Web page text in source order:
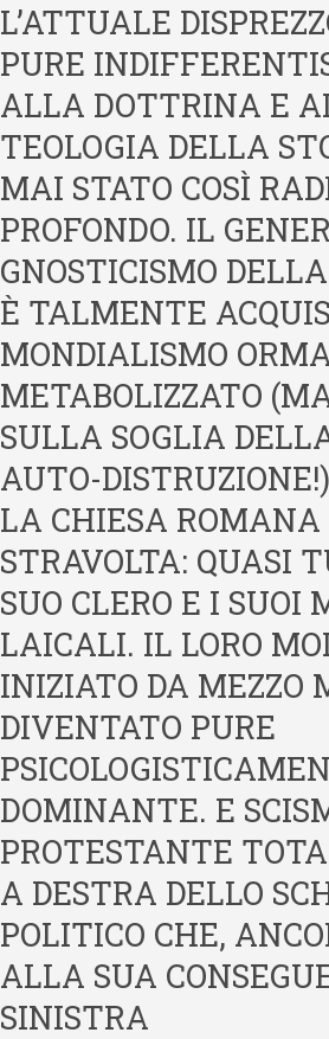
L’ATTUALE
PURE
ALLA DOTTRINA E
TEOLOGIA DELLA
MAI STATO COSÌ
PROFONDO. IL
GNOSTICISMO
È TALMENTE
MONDIALISMO
METABOLIZZATO
SULLA SOGLIA
AUTO-
LA CHIESA ROMANA
STRAVOLTA: QUASI
SUO CLERO E I SUOI
LAICALI. IL LORO
INIZIATO DA MEZZO
DIVENTATO PURE
DOMINANTE. E
PROTESTANTE
A DESTRA DELLO
POLITICO CHE,
ALLA SUA
SINISTRA